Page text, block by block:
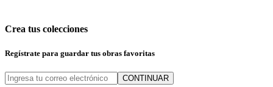
Crea tus colecciones
Regístrate para guardar tus obras favoritas
CONTINUAR